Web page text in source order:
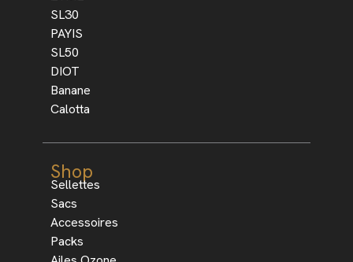
SL30
PAYIS
SL50
DIOT
Banane
Calotta
Shop
Sellettes
Sacs
Accessoires
Packs